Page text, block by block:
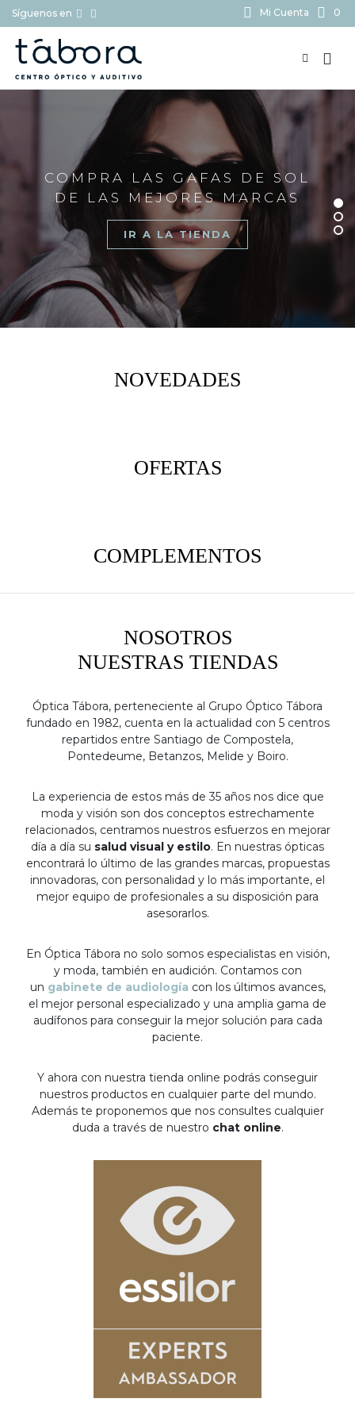
Síguenos en Mi Cuenta 0
COMPRA LAS GAFAS DE SOL
DE LAS MEJORES MARCAS
IR A LA TIENDA
NOVEDADES
OFERTAS
COMPLEMENTOS
NOSOTROS
NUESTRAS TIENDAS
Óptica Tábora, perteneciente al Grupo Óptico Tábora
fundado en 1982, cuenta en la actualidad con 5 centros
repartidos entre Santiago de Compostela,
Pontedeume, Betanzos, Melide y Boiro.
La experiencia de estos más de 35 años nos dice que
moda y visión son dos conceptos estrechamente
relacionados, centramos nuestros esfuerzos en mejorar
día a día su salud visual y estilo. En nuestras ópticas
encontrará lo último de las grandes marcas, propuestas
innovadoras, con personalidad y lo más importante, el
mejor equipo de profesionales a su disposición para
asesorarlos.
En Óptica Tábora no solo somos especialistas en visión,
y moda, también en audición. Contamos con
un gabinete de audiología con los últimos avances,
el mejor personal especializado y una amplia gama de
audífonos para conseguir la mejor solución para cada
paciente.
Y ahora con nuestra tienda online podrás conseguir
nuestros productos en cualquier parte del mundo.
Además te proponemos que nos consultes cualquier
duda a través de nuestro chat online.